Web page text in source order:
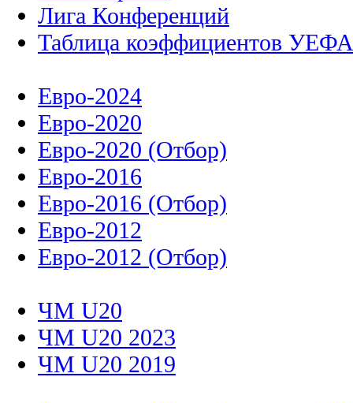
Лига Конференций
Таблица коэффициентов УЕФА
Евро-2024
Евро-2020
Евро-2020 (Отбор)
Евро-2016
Евро-2016 (Отбор)
Евро-2012
Евро-2012 (Отбор)
ЧМ U20
ЧМ U20 2023
ЧМ U20 2019